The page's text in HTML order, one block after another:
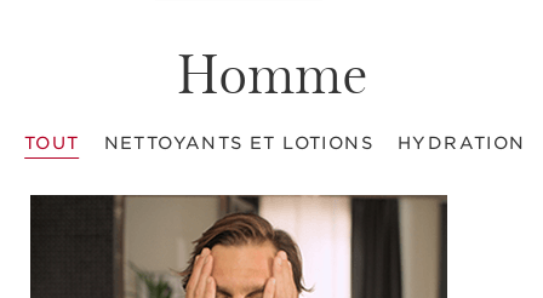
Homme
TOUT NETTOYANTS ET LOTIONS HYDRATION